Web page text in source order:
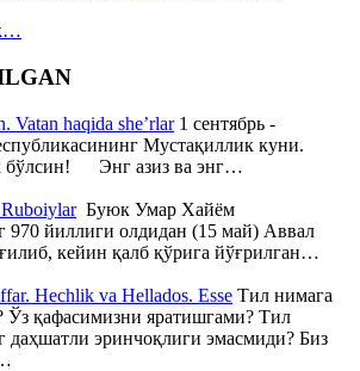
Vatan haqida she’rlar1 сентябрь -
Мустақиллик куни.
бўлсин! Энг азиз ва энг…
Буюк Умар Хайём
970 йиллиги олдидан (15 май) Аввал
кейин қалб қўрига йўғрилган…
Hechlik va Hellados. Esse Тил нимага
Ўз қафасимизни яратишгами? Тил
даҳшатли эринчоқлиги эмасмиди? Биз